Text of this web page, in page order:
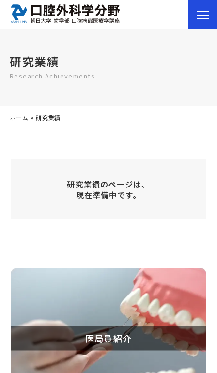
研究業績
Research Achievements
ホーム » 研究業績
研究業績のページは、
現在準備中です。
医局員紹介